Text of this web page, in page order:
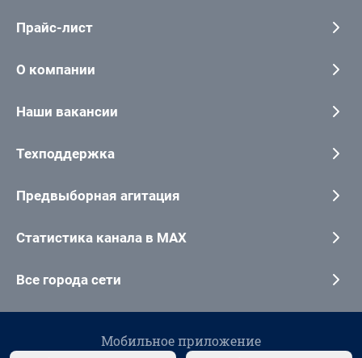
Прайс-лист
О компании
Наши вакансии
Техподдержка
Предвыборная агитация
Статистика канала в MAX
Все города сети
Мобильное приложение